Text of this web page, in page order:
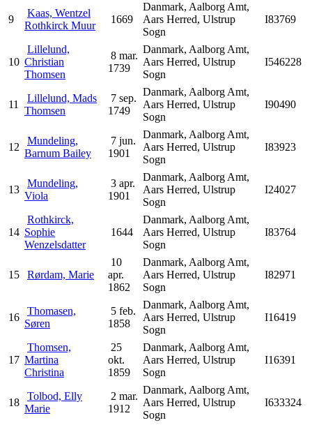
9
Kaas, Wentzel
Rothkirck Muur
1669
Danmark, Aalborg Amt,
Aars Herred, Ulstrup
Sogn
I83769
10
Lillelund,
Christian
Thomsen
8 mar.
1739
Danmark, Aalborg Amt,
Aars Herred, Ulstrup
Sogn
I546228
11
Lillelund, Mads
Thomsen
7 sep.
1749
Danmark, Aalborg Amt,
Aars Herred, Ulstrup
Sogn
I90490
12
Mundeling,
Barnum Bailey
7 jun.
1901
Danmark, Aalborg Amt,
Aars Herred, Ulstrup
Sogn
I83923
13
Mundeling,
Viola
3 apr.
1901
Danmark, Aalborg Amt,
Aars Herred, Ulstrup
Sogn
I24027
14
Rothkirck,
Sophie
Wenzelsdatter
1644
Danmark, Aalborg Amt,
Aars Herred, Ulstrup
Sogn
I83764
15 Rørdam, Marie
10
apr.
1862
Danmark, Aalborg Amt,
Aars Herred, Ulstrup
Sogn
I82971
16
Thomasen,
Søren
5 feb.
1858
Danmark, Aalborg Amt,
Aars Herred, Ulstrup
Sogn
I16419
17
Thomsen,
Martina
Christina
25
okt.
1859
Danmark, Aalborg Amt,
Aars Herred, Ulstrup
Sogn
I16391
18
Tolbod, Elly
Marie
2 mar.
1912
Danmark, Aalborg Amt,
Aars Herred, Ulstrup
Sogn
I633324